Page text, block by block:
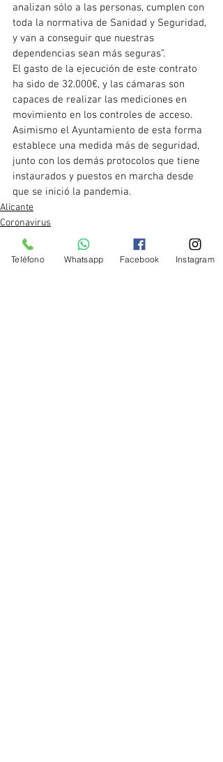
analizan sólo a las personas, cumplen con
toda la normativa de Sanidad y Seguridad,
y van a conseguir que nuestras
dependencias sean más seguras”.
El gasto de la ejecución de este contrato
ha sido de 32.000€, y las cámaras son
capaces de realizar las mediciones en
movimiento en los controles de acceso.
Asimismo el Ayuntamiento de esta forma
establece una medida más de seguridad,
junto con los demás protocolos que tiene
instaurados y puestos en marcha desde
que se inició la pandemia.
Alicante
Coronavirus
Noticias-Actualidad
Teléfono Whatsapp Facebook Instagram